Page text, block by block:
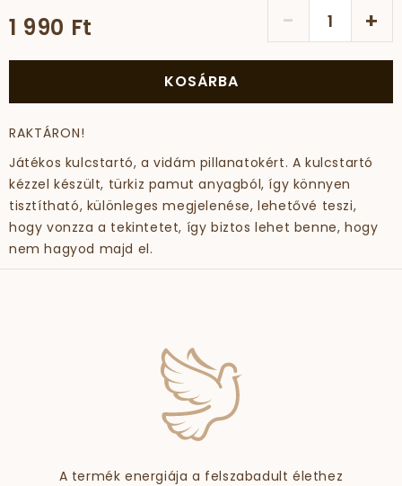
1 990 Ft - +
KOSÁRBA
RAKTÁRON!
Játékos kulcstartó, a vidám pillanatokért. A kulcstartó
kézzel készült, türkiz pamut anyagból, így könnyen
tisztítható, különleges megjelenése, lehetővé teszi,
hogy vonzza a tekintetet, így biztos lehet benne, hogy
nem hagyod majd el.
A termék energiája a felszabadult élethez